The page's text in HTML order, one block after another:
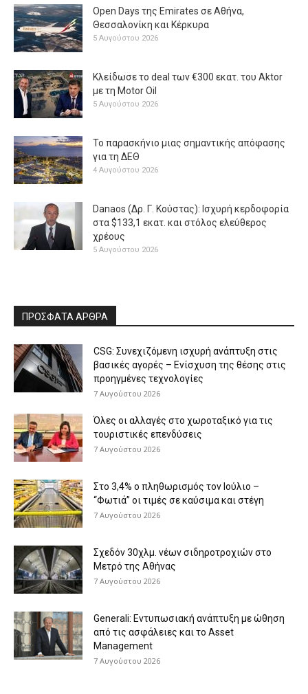
Open Days της Emirates σε Αθήνα,
Θεσσαλονίκη και Κέρκυρα
5 Αυγούστου 2026
Κλείδωσε το deal των €300 εκατ. του Aktor
με τη Μotor Oil
5 Αυγούστου 2026
Το παρασκήνιο μιας σημαντικής απόφασης
για τη ΔΕΘ
4 Αυγούστου 2026
Danaos (Δρ. Γ. Κούστας): Ισχυρή κερδοφορία
στα $133,1 εκατ. και στόλος ελεύθερος
χρέους
5 Αυγούστου 2026
ΠΡΟΣΦΑΤΑ ΑΡΘΡΑ
CSG: Συνεχιζόμενη ισχυρή ανάπτυξη στις
βασικές αγορές – Ενίσχυση της θέσης στις
προηγμένες τεχνολογίες
7 Αυγούστου 2026
Όλες οι αλλαγές στο χωροταξικό για τις
τουριστικές επενδύσεις
7 Αυγούστου 2026
Στο 3,4% ο πληθωρισμός τον Ιούλιο –
“Φωτιά” οι τιμές σε καύσιμα και στέγη
7 Αυγούστου 2026
Σχεδόν 30χλμ. νέων σιδηροτροχιών στο
Μετρό της Αθήνας
7 Αυγούστου 2026
Generali: Eντυπωσιακή ανάπτυξη με ώθηση
από τις ασφάλειες και το Asset
Management
7 Αυγούστου 2026